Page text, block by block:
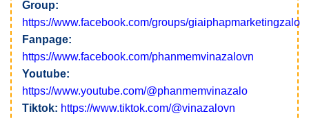
Group:
https://www.facebook.com/groups/giaiphapmarketingzalo
Fanpage:
https://www.facebook.com/phanmemvinazalovn
Youtube:
https://www.youtube.com/@phanmemvinazalo
Tiktok: https://www.tiktok.com/@vinazalovn